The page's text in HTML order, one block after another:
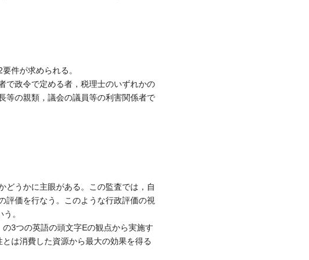
件が求められる。
で政令で定める者，税理士のいずれかの
等の親類，議会の議員等の利害関係者で
うかに主眼がある。この監査では，自
評価を行なう。このような行政評価の視
。
3つの英語の頭文字Eの観点から実施す
は消費した資源から最大の効果を得る